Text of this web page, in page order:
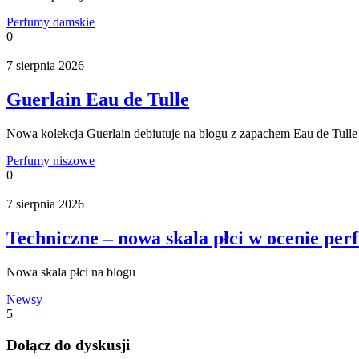
Perfumy damskie
0
7 sierpnia 2026
Guerlain Eau de Tulle
Nowa kolekcja Guerlain debiutuje na blogu z zapachem Eau de Tulle
Perfumy niszowe
0
7 sierpnia 2026
Techniczne – nowa skala płci w ocenie
Nowa skala płci na blogu
Newsy
5
Dołącz do dyskusji